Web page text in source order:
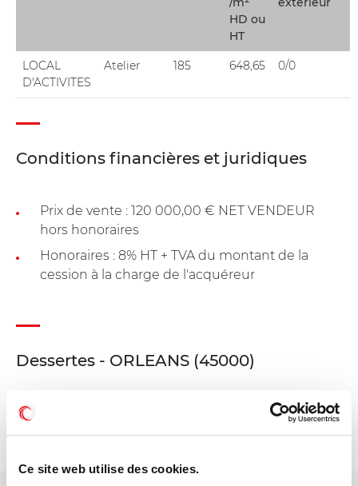
Ce site web utilise des cookies.
HD ou
HT
LOCAL
D'ACTIVITES
Atelier 185 648,65 0/0
Conditions financières et juridiques
Prix de vente : 120 000,00 € NET VENDEUR
hors honoraires
Honoraires : 8% HT + TVA du montant de la
cession à la charge de l'acquéreur
Dessertes - ORLEANS (45000)
Gare SNCF d'Orléans à 10 min